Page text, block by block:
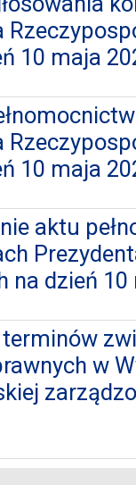
10 maja
10 maja
aktu
na dzień 10
w